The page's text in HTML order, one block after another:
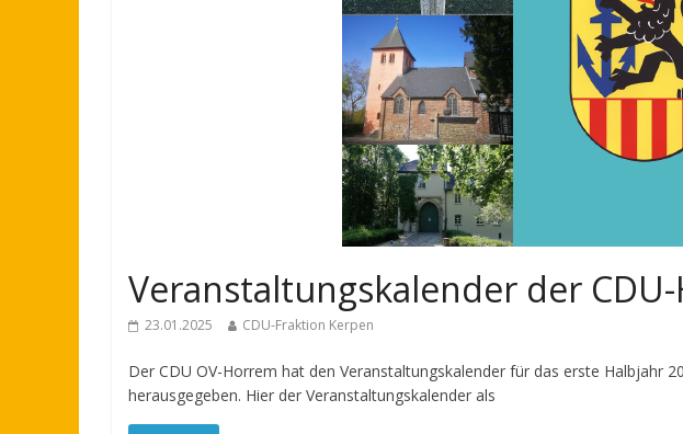
Veranstaltungskalender der
23.01.2025 CDU-Fraktion Kerpen
Der CDU OV-Horrem hat den Veranstaltungskalender für das erste Halbjahr
herausgegeben. Hier der Veranstaltungskalender als